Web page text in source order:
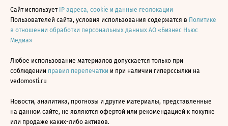
Сайт использует IP адреса, cookie и данные геолокации
Пользователей сайта, условия использования содержатся в Политике
в отношении обработки персональных данных АО «Бизнес Ньюс
Медиа»
Любое использование материалов допускается только при
соблюдении правил перепечатки и при наличии гиперссылки на
vedomosti.ru
Новости, аналитика, прогнозы и другие материалы, представленные
на данном сайте, не являются офертой или рекомендацией к покупке
или продаже каких-либо активов.